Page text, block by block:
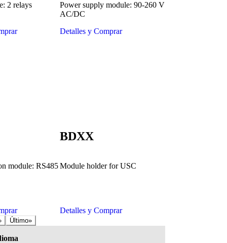
2 relays
Power supply module: 90-260 V
AC/DC
Detalles y Comprar
module: RS485
BDXX
Module holder for USC
Detalles y Comprar
› Último»